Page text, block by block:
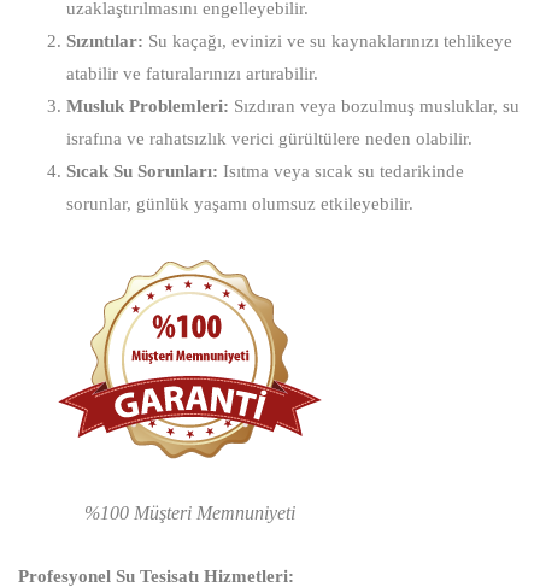
uzaklaştırılmasını engelleyebilir.
Sızıntılar: Su kaçağı, evinizi ve su kaynaklarınızı tehlikeye
atabilir ve faturalarınızı artırabilir.
Musluk Problemleri: Sızdıran veya bozulmuş musluklar, su
israfına ve rahatsızlık verici gürültülere neden olabilir.
Sıcak Su Sorunları: Isıtma veya sıcak su tedarikinde
sorunlar, günlük yaşamı olumsuz etkileyebilir.
%100 Müşteri Memnuniyeti
Profesyonel Su Tesisatı Hizmetleri: